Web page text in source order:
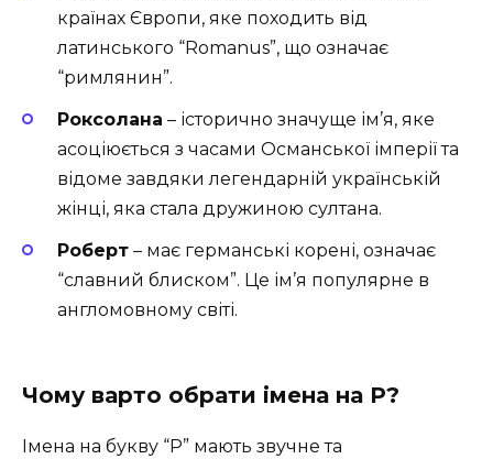
країнах Європи, яке походить від
латинського “Romanus”, що означає
“римлянин”.
Роксолана – історично значуще ім’я, яке
асоціюється з часами Османської імперії та
відоме завдяки легендарній українській
жінці, яка стала дружиною султана.
Роберт – має германські корені, означає
“славний блиском”. Це ім’я популярне в
англомовному світі.
Чому варто обрати імена на Р?
Імена на букву “Р” мають звучне та